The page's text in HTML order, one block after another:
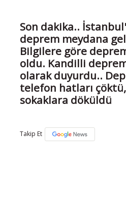
Son dakika..
deprem meydana
Bilgilere göre
oldu. Kandilli
olarak duyurdu..
telefon hatları
sokaklara döküldü
Takip Et